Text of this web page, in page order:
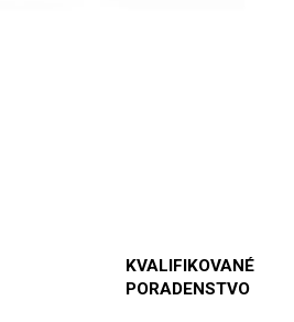
KVALIFIKOVANÉ
PORADENSTVO